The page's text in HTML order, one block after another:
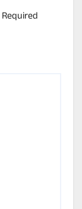
Required